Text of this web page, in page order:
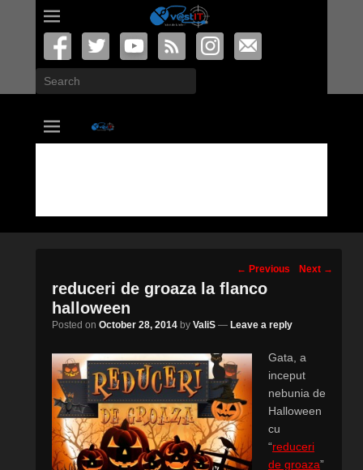
Search
vastIT.ro
Blog de Tehnologie
Post
navigation
← Previous Next →
reduceri de groaza la flanco
halloween
Posted on October 28, 2014 by ValiS — Leave a reply
Gata, a
inceput
nebunia de
Halloween
cu
“reduceri
de groaza”